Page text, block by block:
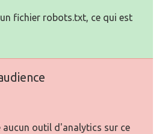
fichier robots.txt, ce qui est
outil d'analytics sur ce